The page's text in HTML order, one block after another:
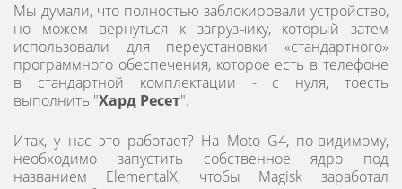
Мы думали, что полностью заблокировали устройство,
но можем вернуться к загрузчику, который затем
использовали для переустановки «стандартного»
программного обеспечения, которое есть в телефоне
в стандартной комплектации - с нуля, тоесть
выполнить "Хард Ресет".
Итак, у нас это работает? На Moto G4, по-видимому,
необходимо запустить собственное ядро ​​под
названием ElementalX, чтобы Magisk заработал